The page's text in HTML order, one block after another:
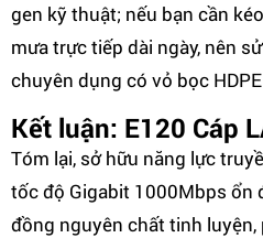
gen kỹ thuật; nếu bạn cần
mưa trực tiếp dài ngày, nên
chuyên dụng có vỏ bọc
Kết luận: E120 Cáp
Tóm lại, sở hữu năng lực
tốc độ Gigabit 1000Mbps ổn
đồng nguyên chất tinh